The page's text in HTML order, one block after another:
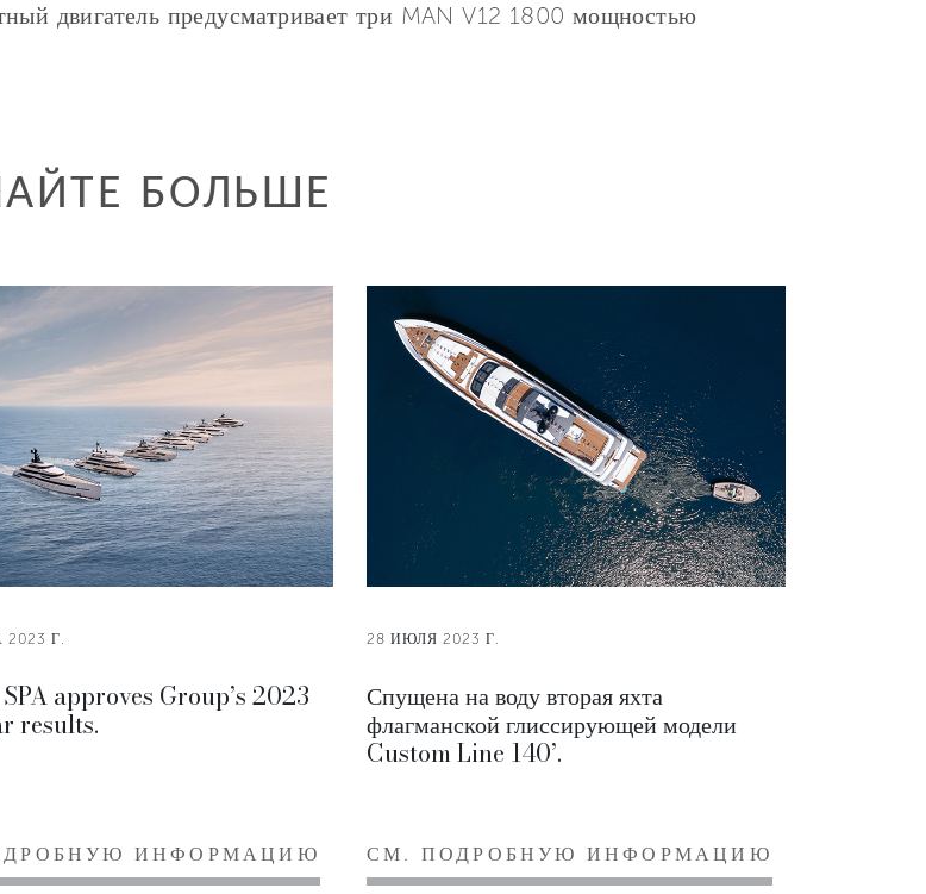
двигатель предусматривает три MAN V12 1800 мощностью
БОЛЬШЕ
Г.
approves Group’s 2023
results.
ИНФОРМАЦИЮ
28 ИЮЛЯ 2023 Г.
Спущена на воду вторая яхта
флагманской глиссирующей модели
Custom Line 140’.
СМ. ПОДРОБНУЮ ИНФОРМАЦИЮ